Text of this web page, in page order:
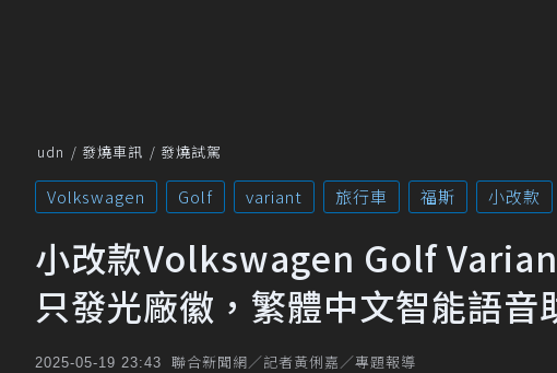
udn 發燒車訊 發燒試駕
Volkswagen Golf variant 旅行車 福斯 小改款
小改款Volkswagen Golf
只發光廠徽，繁體中文智能語音
2025-05-19 23:43 聯合新聞網／記者黃俐嘉／專題報導